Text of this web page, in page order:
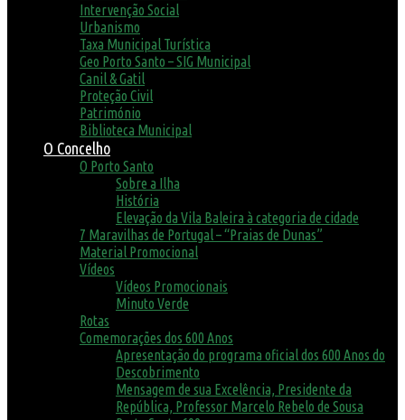
Intervenção Social
Urbanismo
Taxa Municipal Turística
Geo Porto Santo – SIG Municipal
Canil & Gatil
Proteção Civil
Património
Biblioteca Municipal
O Concelho
O Porto Santo
Sobre a Ilha
História
Elevação da Vila Baleira à categoria de cidade
7 Maravilhas de Portugal – “Praias de Dunas”
Material Promocional
Vídeos
Vídeos Promocionais
Minuto Verde
Rotas
Comemorações dos 600 Anos
Apresentação do programa oficial dos 600 Anos do
Descobrimento
Mensagem de sua Excelência, Presidente da
República, Professor Marcelo Rebelo de Sousa